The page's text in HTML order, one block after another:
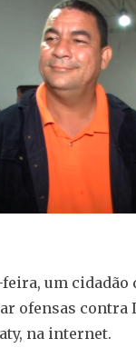
um cidadão
ofensas contra
na internet.